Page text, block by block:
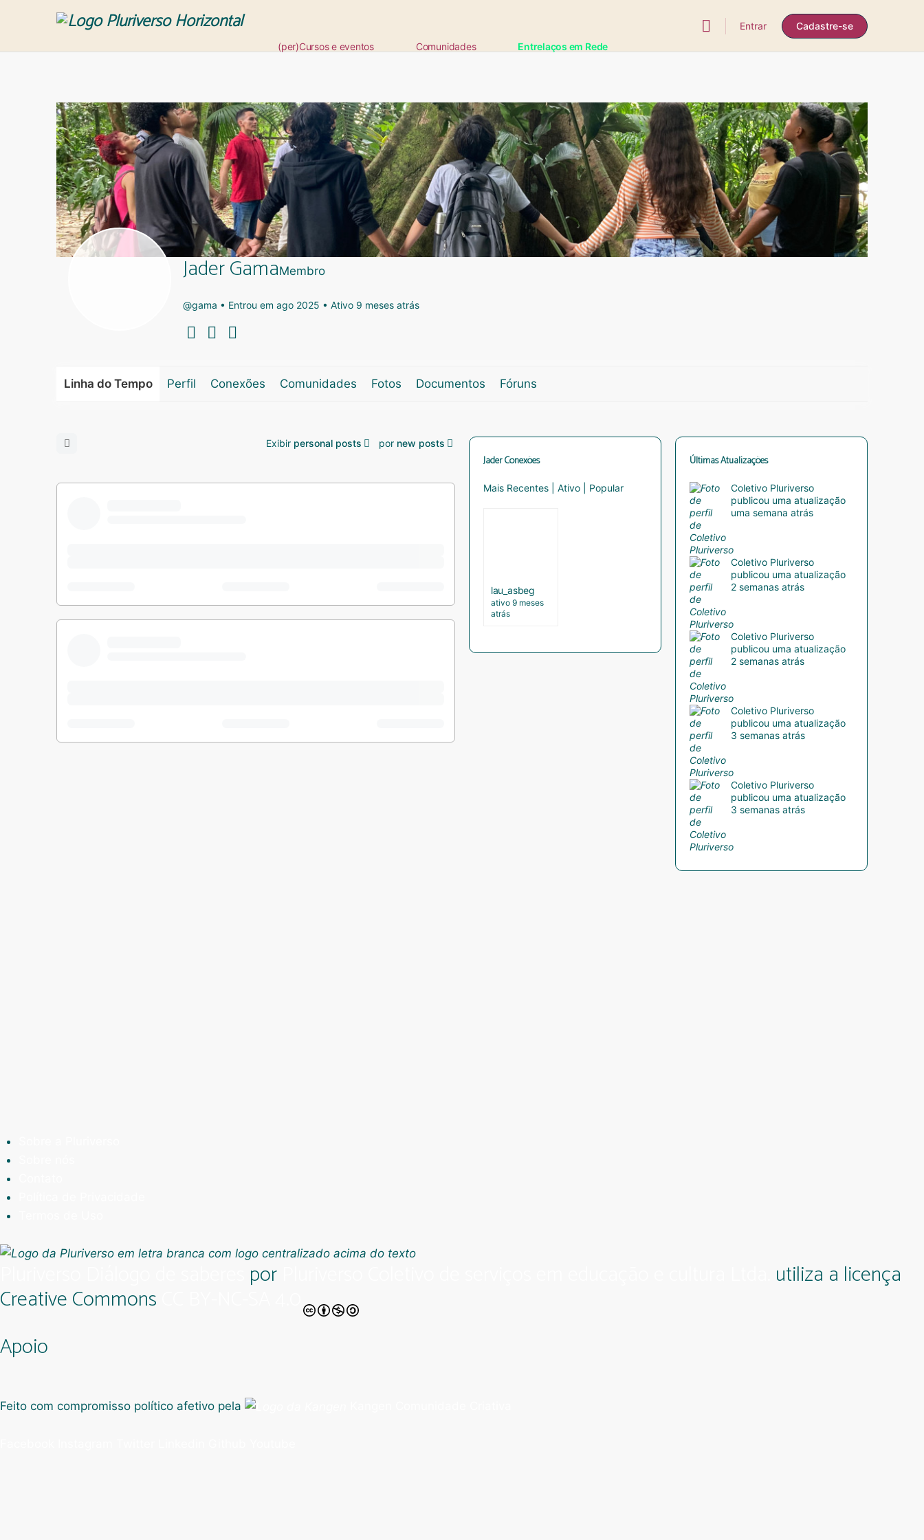
(per)Cursos e eventos Comunidades Entrelaços em Rede
Entrar Cadastre-se
Jader GamaMembro
@gama • Entrou em ago 2025 • Ativo 9 meses atrás
Linha do Tempo Perfil Conexões Comunidades Fotos Documentos Fóruns
Open
Exibir personal posts por new posts
Jader Conexões
Mais Recentes Ativo Popular
lau_asbeg
ativo 9 meses
atrás
Últimas Atualizações
Coletivo Pluriverso
publicou uma atualização
uma semana atrás
Coletivo Pluriverso
publicou uma atualização
2 semanas atrás
Coletivo Pluriverso
publicou uma atualização
2 semanas atrás
Coletivo Pluriverso
publicou uma atualização
3 semanas atrás
Coletivo Pluriverso
publicou uma atualização
3 semanas atrás
por utiliza a licença
Creative Commons
Apoio
Feito com compromisso político afetivo pela